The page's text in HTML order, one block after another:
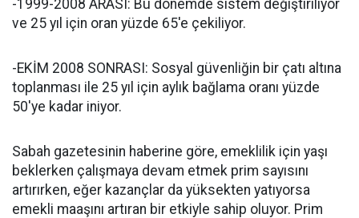
-1999-2008 ARASI: Bu dönemde sistem değiştiriliyor
ve 25 yıl için oran yüzde 65'e çekiliyor.
-EKİM 2008 SONRASI: Sosyal güvenliğin bir çatı altına
toplanması ile 25 yıl için aylık bağlama oranı yüzde
50'ye kadar iniyor.
Sabah gazetesinin haberine göre, emeklilik için yaşı
beklerken çalışmaya devam etmek prim sayısını
artırırken, eğer kazançlar da yüksekten yatıyorsa
emekli maaşını artıran bir etkiyle sahip oluyor. Prim